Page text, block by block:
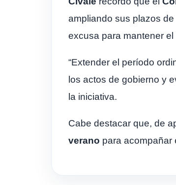
ampliando sus plazos de
excusa para mantener
“Extender el período
los actos de gobierno y
la iniciativa.
Cabe destacar que, de
verano para acompañar